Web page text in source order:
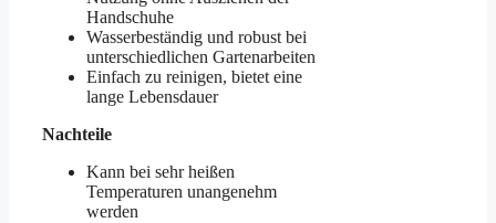
Handschuhe
Wasserbeständig und robust bei
unterschiedlichen Gartenarbeiten
Einfach zu reinigen, bietet eine
lange Lebensdauer
Nachteile
Kann bei sehr heißen
Temperaturen unangenehm
werden